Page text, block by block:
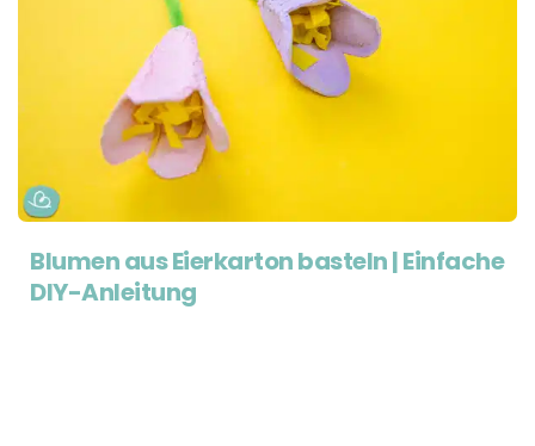
Blumen aus Eierkarton basteln | Einfache
DIY-Anleitung